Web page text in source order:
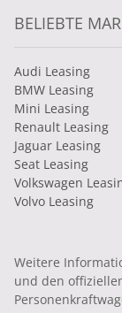
BELIEBTE
Audi Leasing
BMW Leasing
Mini Leasing
Renault Leasing
Jaguar Leasing
Seat Leasing
Volkswagen
Volvo Leasing
Weitere
und den